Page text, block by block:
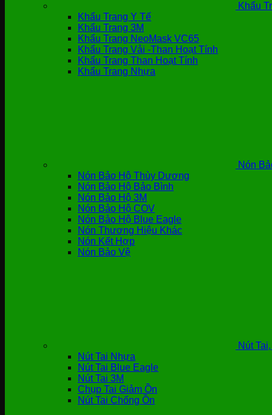
Khẩu
Khẩu Trang Y Tế
Khẩu Trang 3M
Khẩu Trang NeoMask VC65
Khẩu Trang Vải -Than Hoạt Tính
Khẩu Trang Than Hoạt Tính
Khẩu Trang Nhựa
Nón
Nón Bảo Hộ Thùy Dương
Nón Bảo Hộ Bảo Bình
Nón Bảo Hộ 3M
Nón Bảo Hộ COV
Nón Bảo Hộ Blue Eagle
Nón Thương Hiệu Khác
Nón Kết Hợp
Nón Bảo Vệ
Nút
Nút Tai Nhựa
Nút Tai Blue Eagle
Nút Tai 3M
Chụp Tai Giảm Ồn
Nút Tai Chống Ồn